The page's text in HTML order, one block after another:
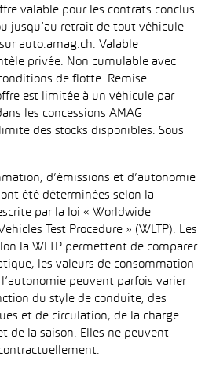
valable pour les contrats conclus
jusqu’au retrait de tout véhicule
auto.amag.ch. Valable
privée. Non cumulable avec
de flotte. Remise
est limitée à un véhicule par
les concessions AMAG
des stocks disponibles. Sous
d’émissions et d’autonomie
été déterminées selon la
par la loi « Worldwide
Test Procedure » (WLTP). Les
la WLTP permettent de comparer
les valeurs de consommation
peuvent parfois varier
du style de conduite, des
et de circulation, de la charge
de la saison. Elles ne peuvent